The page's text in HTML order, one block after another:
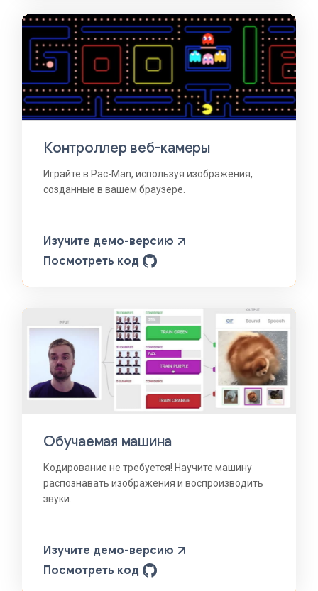
Контроллер веб-камеры
Играйте в Pac-Man, используя изображения,
созданные в вашем браузере.
Изучите демо-версию
Посмотреть код
Обучаемая машина
Кодирование не требуется! Научите машину
распознавать изображения и воспроизводить
звуки.
Изучите демо-версию
Посмотреть код